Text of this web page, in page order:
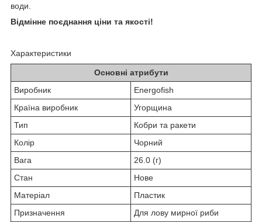
води.
Відмінне поєднання ціни та якості!
Характеристики
Основні атрибути
Виробник
Energofish
Країна виробник
Угорщина
Тип
Кобри та ракети
Колір
Чорний
Вага
26.0 (г)
Стан
Нове
Матеріал
Пластик
Призначення
Для лову мирної риби